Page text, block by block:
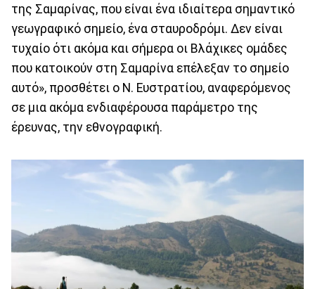
της Σαμαρίνας, που είναι ένα ιδιαίτερα σημαντικό
γεωγραφικό σημείο, ένα σταυροδρόμι. Δεν είναι
τυχαίο ότι ακόμα και σήμερα οι Βλάχικες ομάδες
που κατοικούν στη Σαμαρίνα επέλεξαν το σημείο
αυτό», προσθέτει ο Ν. Ευστρατίου, αναφερόμενος
σε μια ακόμα ενδιαφέρουσα παράμετρο της
έρευνας, την εθνογραφική.